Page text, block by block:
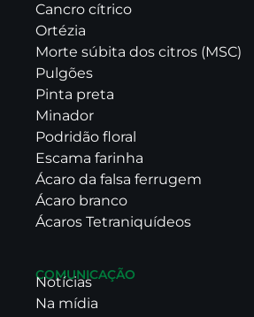
Cancro cítrico
Ortézia
Morte súbita dos citros (MSC)
Pulgões
Pinta preta
Minador
Podridão floral
Escama farinha
Ácaro da falsa ferrugem
Ácaro branco
Ácaros Tetraniquídeos
COMUNICAÇÃO
Notícias
Na mídia